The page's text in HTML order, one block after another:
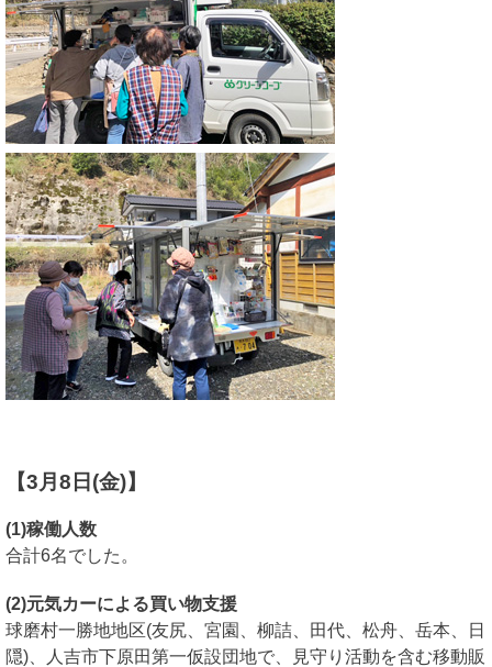
【3月8日(金)】
(1)稼働人数
合計6名でした。
(2)元気カーによる買い物支援
球磨村一勝地地区(友尻、宮園、柳詰、田代、松舟、岳本、日
隠)、人吉市下原田第一仮設団地で、見守り活動を含む移動販